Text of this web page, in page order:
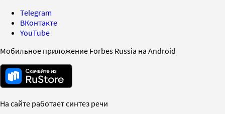
Telegram
ВКонтакте
YouTube
Мобильное приложение Forbes Russia на Android
На сайте работает синтез речи